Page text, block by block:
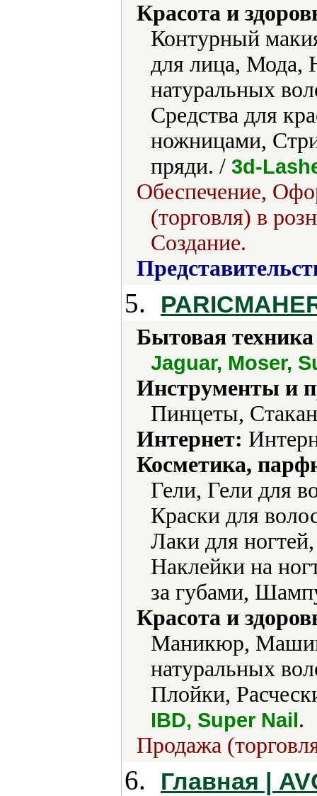
Красота и
Контурный
для лица, Мода,
натуральных
Средства для
ножницами,
пряди. / 3d-
Обеспечение,
(торговля) в
Создание.
5.
Бытовая
Jaguar, Moser,
Инструменты и
Пинцеты,
Интернет:
Косметика,
Гели, Гели для
Краски для
Лаки для
Наклейки на
за губами,
Красота и
Маникюр,
натуральных
Плойки,
IBD, Super Nail.
Продажа
6. Главная |